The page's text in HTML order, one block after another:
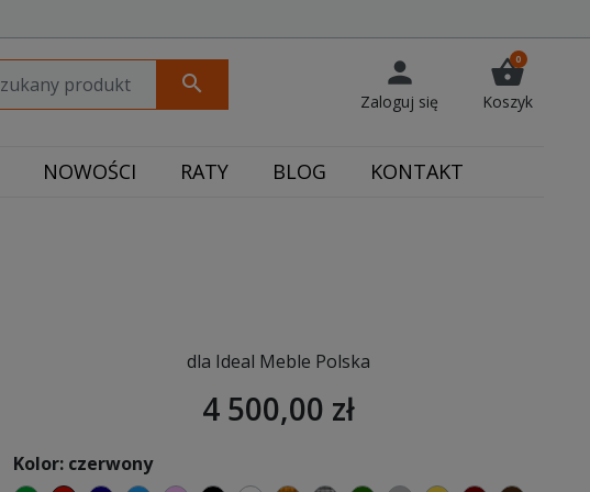
search person
Zaloguj się
shopping_basket
0
Koszyk
NOWOŚCI RATY BLOG KONTAKT
dla Ideal Meble Polska
4 500,00 zł
Kolor: czerwony